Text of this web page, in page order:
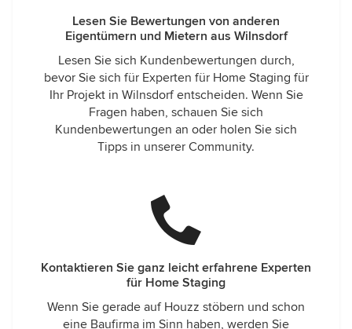
Lesen Sie Bewertungen von anderen
Eigentümern und Mietern aus Wilnsdorf
Lesen Sie sich Kundenbewertungen durch,
bevor Sie sich für Experten für Home Staging für
Ihr Projekt in Wilnsdorf entscheiden. Wenn Sie
Fragen haben, schauen Sie sich
Kundenbewertungen an oder holen Sie sich
Tipps in unserer Community.
Kontaktieren Sie ganz leicht erfahrene Experten
für Home Staging
Wenn Sie gerade auf Houzz stöbern und schon
eine Baufirma im Sinn haben, werden Sie